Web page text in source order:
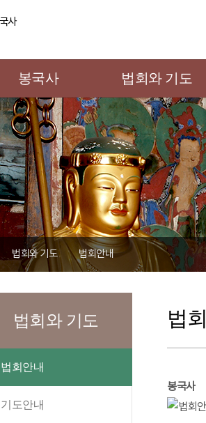
봉국사 법회와 기도
법회와 기도 법회안내
법회와 기도
법회안내
기도안내
법
봉국사